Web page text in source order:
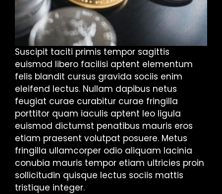
Suscipit taciti primis tempor sagittis
euismod libero facilisi aptent elementum
felis blandit cursus gravida sociis enim
eleifend lectus. Nullam dapibus netus
feugiat curae curabitur curae fringilla
porttitor quam iaculis aptent leo ligula
euismod dictumst penatibus mauris eros
etiam praesent volutpat posuere. Metus
fringilla ullamcorper odio aliquam lacinia
conubia mauris tempor etiam ultricies proin
sollicitudin quisque lectus sociis mattis
tristique integer.